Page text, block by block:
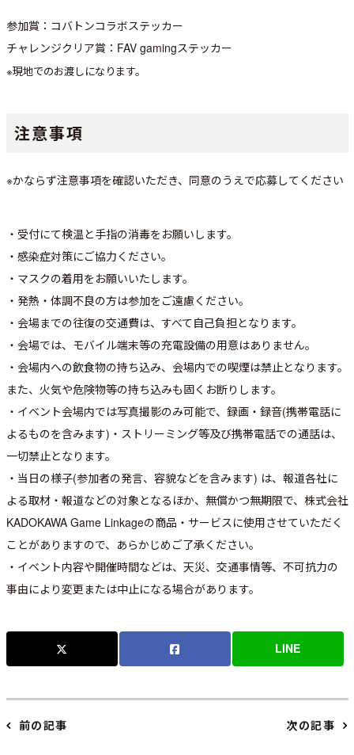
参加賞：コバトンコラボステッカー
チャレンジクリア賞：FAV gamingステッカー
※現地でのお渡しになります。
注意事項
※かならず注意事項を確認いただき、同意のうえで応募してください
・受付にて検温と手指の消毒をお願いします。
・感染症対策にご協力ください。
・マスクの着用をお願いいたします。
・発熱・体調不良の方は参加をご遠慮ください。
・会場までの往復の交通費は、すべて自己負担となります。
・会場では、モバイル端末等の充電設備の用意はありません。
・会場内への飲食物の持ち込み、会場内での喫煙は禁止となります。
また、火気や危険物等の持ち込みも固くお断りします。
・イベント会場内では写真撮影のみ可能で、録画・録音(携帯電話に
よるものを含みます)・ストリーミング等及び携帯電話での通話は、
一切禁止となります。
・当日の様子(参加者の発言、容貌などを含みます) は、報道各社に
よる取材・報道などの対象となるほか、無償かつ無期限で、株式会社
KADOKAWA Game Linkageの商品・サービスに使用させていただく
ことがありますので、あらかじめご了承ください。
・イベント内容や開催時間などは、天災、交通事情等、不可抗力の
事由により変更または中止になる場合があります。
LINE
前の記事 次の記事